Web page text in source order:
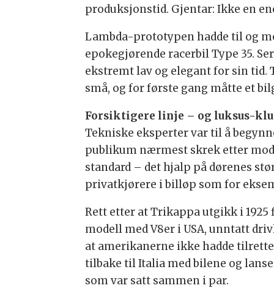
produksjonstid. Gjentar: Ikke en
Lambda-prototypen hadde til og
epokegjørende racerbil Type 35.
ekstremt lav og elegant for sin tid.
små, og for første gang måtte et
Forsiktigere linje – og luksus-
Tekniske eksperter var til å
publikum nærmest skrek etter
standard – det hjalp på dørenes
privatkjørere i billøp som for
Rett etter at Trikappa utgikk i
modell med V8er i USA, unntatt
at amerikanerne ikke hadde
tilbake til Italia med bilene og
som var satt sammen i par.